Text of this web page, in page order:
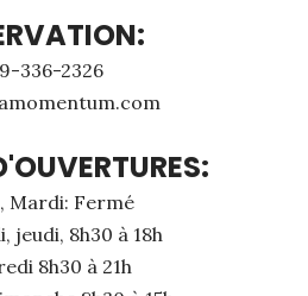
336-2326
Mardi: Fermé
jeudi, 8h30 à 18h
8h30 à 21h